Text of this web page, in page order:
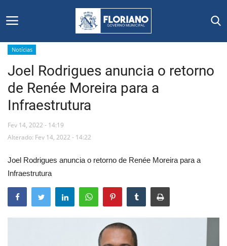
Início
Editais
Floriano
Mural de Licitações
Notícias
Notícias
Joel Rodrigues anuncia o retorno
de Renée Moreira para a
Infraestrutura
Fev 14, 2022 - 14:19
Alterado: Fev 14, 2022 - 14:22
Joel Rodrigues anuncia o retorno de Renée Moreira para a
Infraestrutura